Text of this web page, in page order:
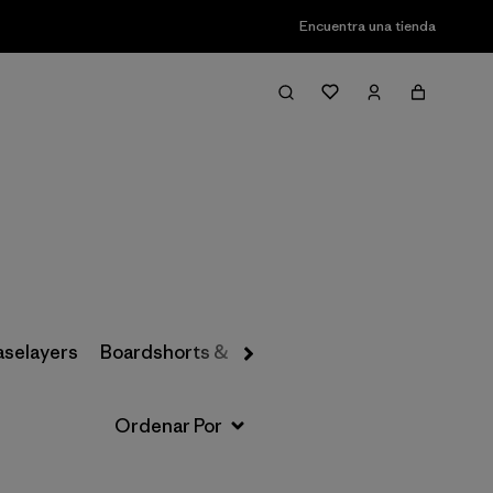
Encuentra una tienda
Filter & Sort
Boardshorts & Rashguards